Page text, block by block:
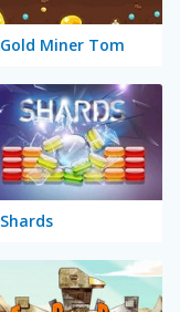
Gold Miner Tom
Shards